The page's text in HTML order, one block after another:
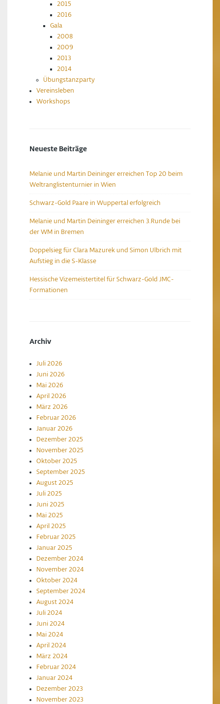
2015
2016
Gala
2008
2009
2013
2014
Übungstanzparty
Vereinsleben
Workshops
Neueste Beiträge
Melanie und Martin Deininger erreichen Top 20 beim
Weltranglistenturnier in Wien
Schwarz-Gold Paare in Wuppertal erfolgreich
Melanie und Martin Deininger erreichen 3.Runde bei
der WM in Bremen
Doppelsieg für Clara Mazurek und Simon Ulbrich mit
Aufstieg in die S-Klasse
Hessische Vizemeistertitel für Schwarz-Gold JMC-
Formationen
Archiv
Juli 2026
Juni 2026
Mai 2026
April 2026
März 2026
Februar 2026
Januar 2026
Dezember 2025
November 2025
Oktober 2025
September 2025
August 2025
Juli 2025
Juni 2025
Mai 2025
April 2025
Februar 2025
Januar 2025
Dezember 2024
November 2024
Oktober 2024
September 2024
August 2024
Juli 2024
Juni 2024
Mai 2024
April 2024
März 2024
Februar 2024
Januar 2024
Dezember 2023
November 2023